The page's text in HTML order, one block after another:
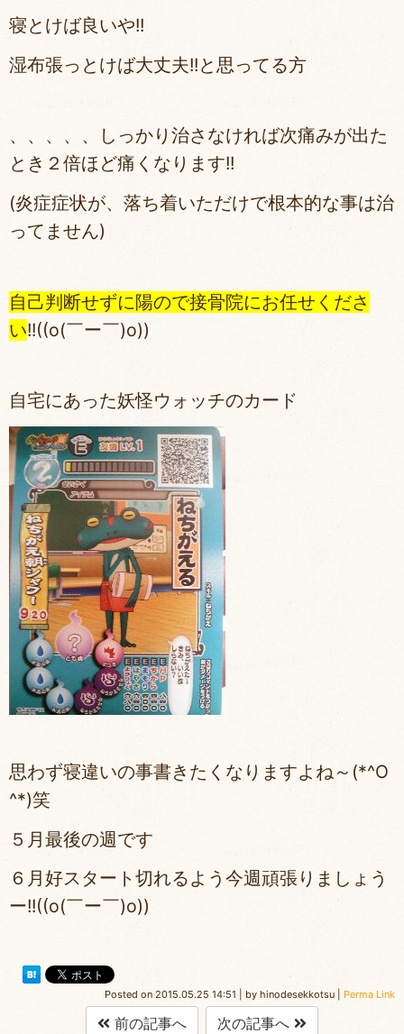
寝とけば良いや!!
湿布張っとけば大丈夫!!と思ってる方
、、、、、しっかり治さなければ次痛みが出た
とき２倍ほど痛くなります!!
(炎症症状が、落ち着いただけで根本的な事は治
ってません)
自己判断せずに陽ので接骨院にお任せくださ
い!!((o(￣ー￣)o))
自宅にあった妖怪ウォッチのカード
思わず寝違いの事書きたくなりますよね～(*^O
^*)笑
５月最後の週です
６月好スタート切れるよう今週頑張りましょう
ー!!((o(￣ー￣)o))
Posted on 2015.05.25 14:51 by hinodesekkotsu Perma Link
前の記事へ 次の記事へ